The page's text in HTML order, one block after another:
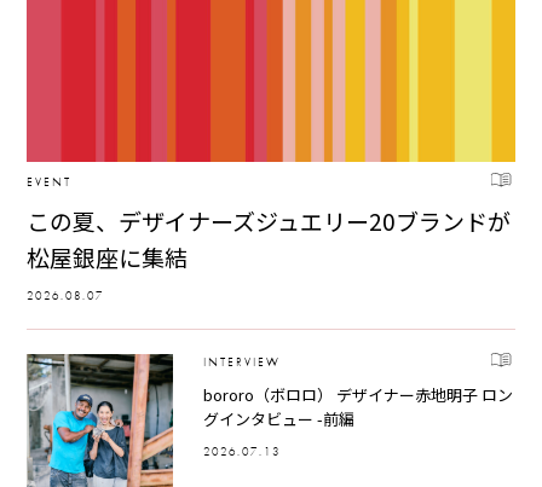
EVENT
この夏、デザイナーズジュエリー20ブランドが
松屋銀座に集結
2026.08.07
INTERVIEW
bororo（ボロロ） デザイナー赤地明子 ロン
グインタビュー -前編
2026.07.13